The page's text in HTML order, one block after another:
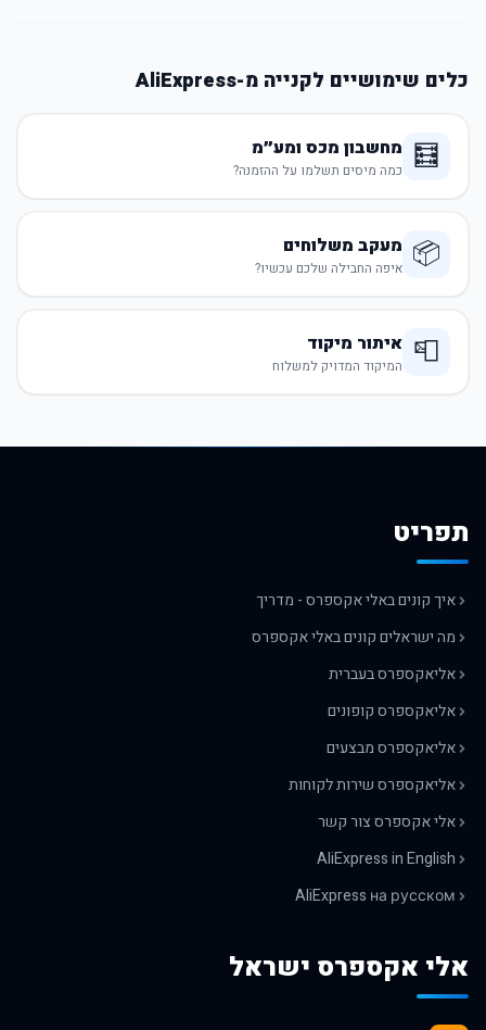
כלים שימושיים לקנייה מ-AliExpress
🧮 מחשבון מכס ומע״מ
כמה מיסים תשלמו על ההזמנה?
📦 מעקב משלוחים
איפה החבילה שלכם עכשיו?
📮 איתור מיקוד
המיקוד המדויק למשלוח
תפריט
איך קונים באלי אקספרס - מדריך
מה ישראלים קונים באלי אקספרס
אליאקספרס בעברית
אליאקספרס קופונים
אליאקספרס מבצעים
אליאקספרס שירות לקוחות
אלי אקספרס צור קשר
AliExpress in English
AliExpress на русском
אלי אקספרס ישראל